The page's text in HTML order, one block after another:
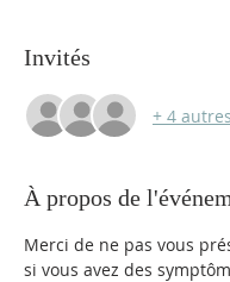
Invités
+ 4
À propos de
Merci de ne pas vous
si vous avez des